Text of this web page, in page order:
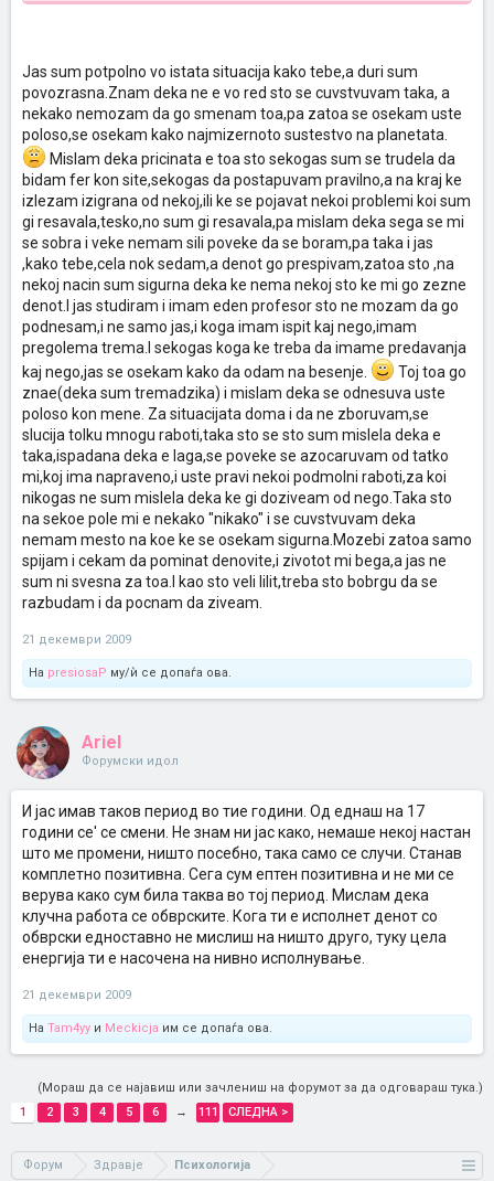
se javam...strav mi e da otidam do fax da vidam do kaj sum
izgledaat tolku strasni i teski a znam deka ne se,barem porano ne
bile...ponekogas ne se svakam ni samata,smeneta sum... help
Jas sum potpolno vo istata situacija kako tebe,a duri sum
povozrasna.Znam deka ne e vo red sto se cuvstvuvam taka, a
nekako nemozam da go smenam toa,pa zatoa se osekam uste
poloso,se osekam kako najmizernoto sustestvo na planetata.
Mislam deka pricinata e toa sto sekogas sum se trudela da
bidam fer kon site,sekogas da postapuvam pravilno,a na kraj ke
izlezam izigrana od nekoj,ili ke se pojavat nekoi problemi koi sum
gi resavala,tesko,no sum gi resavala,pa mislam deka sega se mi
se sobra i veke nemam sili poveke da se boram,pa taka i jas
,kako tebe,cela nok sedam,a denot go prespivam,zatoa sto ,na
nekoj nacin sum sigurna deka ke nema nekoj sto ke mi go zezne
denot.I jas studiram i imam eden profesor sto ne mozam da go
podnesam,i ne samo jas,i koga imam ispit kaj nego,imam
pregolema trema.I sekogas koga ke treba da imame predavanja
kaj nego,jas se osekam kako da odam na besenje.
Toj toa go
znae(deka sum tremadzika) i mislam deka se odnesuva uste
poloso kon mene. Za situacijata doma i da ne zboruvam,se
slucija tolku mnogu raboti,taka sto se sto sum mislela deka e
taka,ispadana deka e laga,se poveke se azocaruvam od tatko
mi,koj ima napraveno,i uste pravi nekoi podmolni raboti,za koi
nikogas ne sum mislela deka ke gi doziveam od nego.Taka sto
na sekoe pole mi e nekako "nikako" i se cuvstvuvam deka
nemam mesto na koe ke se osekam sigurna.Mozebi zatoa samo
spijam i cekam da pominat denovite,i zivotot mi bega,a jas ne
sum ni svesna za toa.I kao sto veli lilit,treba sto bobrgu da se
razbudam i da pocnam da ziveam.
21 декември 2009
На presiosaP му/ѝ се допаѓа ова.
Ariel
Форумски идол
И јас имав таков период во тие години. Од еднаш на 17
години се' се смени. Не знам ни јас како, немаше некој настан
што ме промени, ништо посебно, така само се случи. Станав
комплетно позитивна. Сега сум ептен позитивна и не ми се
верува како сум била таква во тој период. Мислам дека
клучна работа се обврските. Кога ти е исполнет денот со
обврски едноставно не мислиш на ништо друго, туку цела
енергија ти е насочена на нивно исполнување.
21 декември 2009
На Tam4yy и Meckicja им се допаѓа ова.
(Мораш да се најавиш или зачлениш на форумот за да одговараш тука.)
1
2 3 4 5 6 → 111 СЛЕДНА >
Форум Здравје Психологија